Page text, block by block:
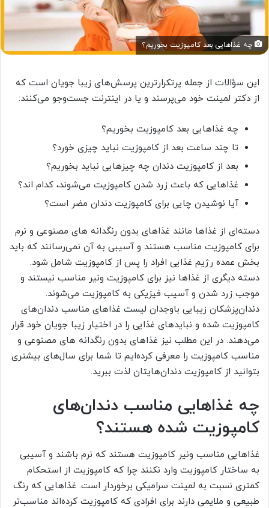
چه غذاهایی بعد کامپوزیت بخوریم؟
این سؤالات از جمله پرتکرارترین پرسش‌های زیبا جویان است که
از دکتر لمینت خود می‌پرسند و یا در اینترنت جست‌وجو می‌کنند:
چه غذاهایی بعد کامپوزیت بخوریم؟
تا چند ساعت بعد از کامپوزیت نباید چیزی خورد؟
بعد از کامپوزیت دندان چه چیزهایی نباید بخوریم؟
غذاهایی که باعث زرد شدن کامپوزیت می‌شوند، کدام اند؟
آیا نوشیدن چایی برای کامپوزیت دندان مضر است؟
دسته‌ای از غذاها مانند غذاهای بدون رنگدانه های مصنوعی و نرم
برای کامپوزیت مناسب هستند و آسیبی به آن نمی‌رسانند که باید
بخش عمده رژیم غذایی افراد را پس از کامپوزیت شامل شود.
دسته دیگری از غذاها نیز برای کامپوزیت ونیر مناسب نیستند و
موجب زرد شدن و آسیب فیزیکی به کامپوزیت می‌شوند.
دندان‌پزشکان زیبایی باوجدان لیست غذاهای مناسب دندان‌های
کامپوزیت شده و نبایدهای غذایی را در اختیار زیبا جویان خود قرار
می‌دهند. در این مطلب نیز غذاهای بدون رنگدانه های مصنوعی و
مناسب کامپوزیت را معرفی کرده‌ایم تا شما برای سال‌های بیشتری
بتوانید از کامپوزیت دندان‌هایتان لذت ببرید.
چه غذاهایی مناسب دندان‌های
کامپوزیت شده هستند؟
غذاهایی مناسب ونیر کامپوزیت هستند که نرم باشند و آسیبی
به ساختار کامپوزیت وارد نکنند چرا که کامپوزیت از استحکام
کمتری نسبت به لمینت سرامیکی برخوردار است. غذاهایی که رنگ
طبیعی و ملایمی دارند برای افرادی که کامپوزیت کرده‌اند مناسب‌تر